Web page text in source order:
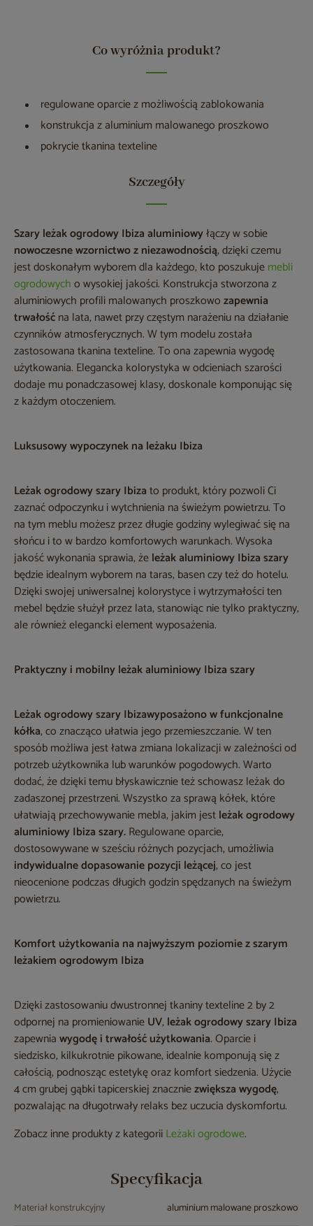
Co wyróżnia produkt?
regulowane oparcie z możliwością zablokowania
konstrukcja z aluminium malowanego proszkowo
pokrycie tkanina texteline
Szczegóły
Szary leżak ogrodowy Ibiza aluminiowyłączy w sobie
nowoczesne wzornictwo z niezawodnością, dzięki czemu
jest doskonałym wyborem dla każdego, kto poszukujemebli
ogrodowycho wysokiej jakości. Konstrukcja stworzona z
aluminiowych profili malowanych proszkowozapewnia
trwałośćna lata, nawet przy częstym narażeniu na działanie
czynników atmosferycznych. W tym modelu została
zastosowana tkanina texteline. To ona zapewnia wygodę
użytkowania. Elegancka kolorystyka w odcieniach szarości
dodaje mu ponadczasowej klasy, doskonale komponując się
z każdym otoczeniem.
Luksusowy wypoczynek na leżaku Ibiza
Leżak ogrodowy szary Ibizato produkt, który pozwoli Ci
zaznać odpoczynku i wytchnienia na świeżym powietrzu. To
na tym meblu możesz przez długie godziny wylegiwać się na
słońcu i to w bardzo komfortowych warunkach. Wysoka
jakość wykonania sprawia, żeleżak aluminiowy Ibiza szary
będzie idealnym wyborem na taras, basen czy też do hotelu.
Dzięki swojej uniwersalnej kolorystyce i wytrzymałości ten
mebel będzie służył przez lata, stanowiąc nie tylko praktyczny,
ale również elegancki element wyposażenia.
Praktyczny i mobilny leżak aluminiowy Ibiza szary
Leżak ogrodowy szary Ibizawyposażono w funkcjonalne
kółka, co znacząco ułatwia jego przemieszczanie. W ten
sposób możliwa jest łatwa zmiana lokalizacji w zależności od
potrzeb użytkownika lub warunków pogodowych. Warto
dodać, że dzięki temu błyskawicznie też schowasz leżak do
zadaszonej przestrzeni. Wszystko za sprawą kółek, które
ułatwiają przechowywanie mebla, jakim jestleżak ogrodowy
aluminiowy Ibiza szary.Regulowane oparcie,
dostosowywane w sześciu różnych pozycjach, umożliwia
indywidualne dopasowanie pozycji leżącej, co jest
nieocenione podczas długich godzin spędzanych na świeżym
powietrzu.
Komfort użytkowania na najwyższym poziomie z szarym
leżakiem ogrodowym Ibiza
Dzięki zastosowaniu dwustronnej tkaniny texteline 2 by 2
odpornej na promieniowanieUV, leżak ogrodowy szary Ibiza
zapewniawygodę i trwałość użytkowania. Oparcie i
siedzisko, kilkukrotnie pikowane, idealnie komponują się z
całością, podnosząc estetykę oraz komfort siedzenia. Użycie
4 cm grubej gąbki tapicerskiej znaczniezwiększa wygodę,
pozwalając na długotrwały relaks bez uczucia dyskomfortu.
Zobacz inne produkty z kategoriiLeżaki ogrodowe.
Specyfikacja
Materiał konstrukcyjny aluminium malowane proszkowo